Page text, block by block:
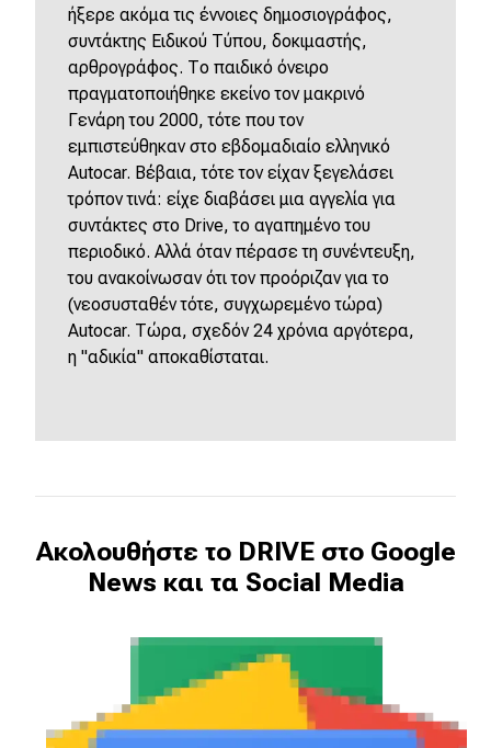
ήξερε ακόμα τις έννοιες δημοσιογράφος,
συντάκτης Ειδικού Τύπου, δοκιμαστής,
αρθρογράφος. Το παιδικό όνειρο
πραγματοποιήθηκε εκείνο τον μακρινό
Γενάρη του 2000, τότε που τον
εμπιστεύθηκαν στο εβδομαδιαίο ελληνικό
Autocar. Βέβαια, τότε τον είχαν ξεγελάσει
τρόπον τινά: είχε διαβάσει μια αγγελία για
συντάκτες στο Drive, το αγαπημένο του
περιοδικό. Αλλά όταν πέρασε τη συνέντευξη,
του ανακοίνωσαν ότι τον προόριζαν για το
(νεοσυσταθέν τότε, συγχωρεμένο τώρα)
Autocar. Τώρα, σχεδόν 24 χρόνια αργότερα,
η "αδικία" αποκαθίσταται.
Ακολουθήστε το DRIVE στο Google
News και τα Social Media